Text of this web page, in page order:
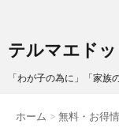
テルマエド
「わが子の為に」「家族
ホーム > 無料・お得